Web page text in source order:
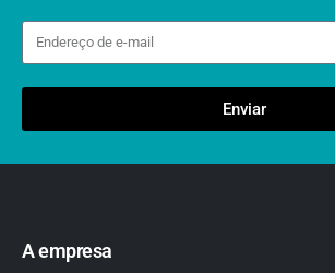
Enviar
A empresa